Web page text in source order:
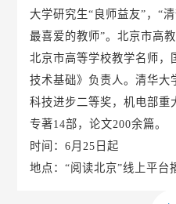
大学研究生“良师益友”，“
最喜爱的教师”。北京市高
北京市高等学校教学名师，
技术基础》负责人。清华大
科技进步二等奖，机电部重
专著14部，论文200余篇。
时间：6月25日起
地点：“阅读北京”线上平台